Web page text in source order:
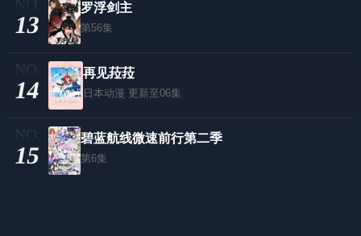
13
罗浮剑主
第56集
14
再见菈菈
日本动漫 更新至06集
15
碧蓝航线微速前行第二季
第6集